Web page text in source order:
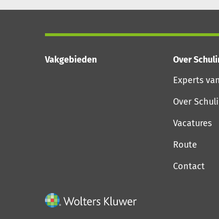
Vakgebieden
Over
Experts
Over
Vacatures
Route
Contact